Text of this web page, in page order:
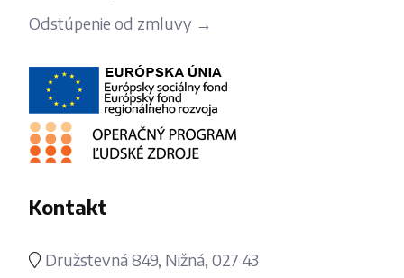
Odstúpenie od zmluvy →
Kontakt
Družstevná 849, Nižná, 027 43